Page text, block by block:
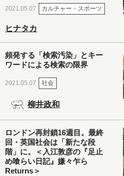
2021.05.07 カルチャー・スポーツ
ヒナタカ
頻発する「検索汚染」とキー
ワードによる検索の限界
2021.05.07 社会
柳井政和
ロンドン再封鎖16週目。最終
回・英国社会は「新たな段
階」に。＜入江敦彦の『足止
め喰らい日記』嫌々乍ら
Returns＞